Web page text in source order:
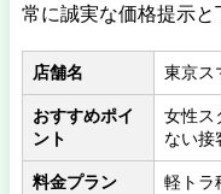
常に誠実な価格提示と
店舗名 東京ス
おすすめポイ
ント
女性ス
ない接
料金プラン 軽トラ